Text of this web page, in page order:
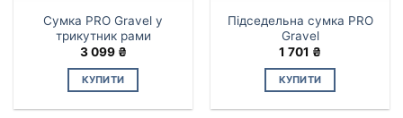
Сумка PRO Gravel у
трикутник рами
3 099 ₴
КУПИТИ
Підседельна сумка PRO
Gravel
1 701 ₴
КУПИТИ